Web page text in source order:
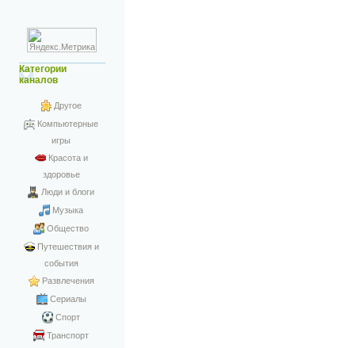
Категории
каналов
Другое
Компьютерные
игры
Красота и
здоровье
Люди и блоги
Музыка
Общество
Путешествия и
события
Развлечения
Сериалы
Спорт
Транспорт